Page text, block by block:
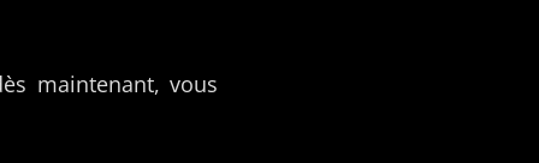
maintenant, vous